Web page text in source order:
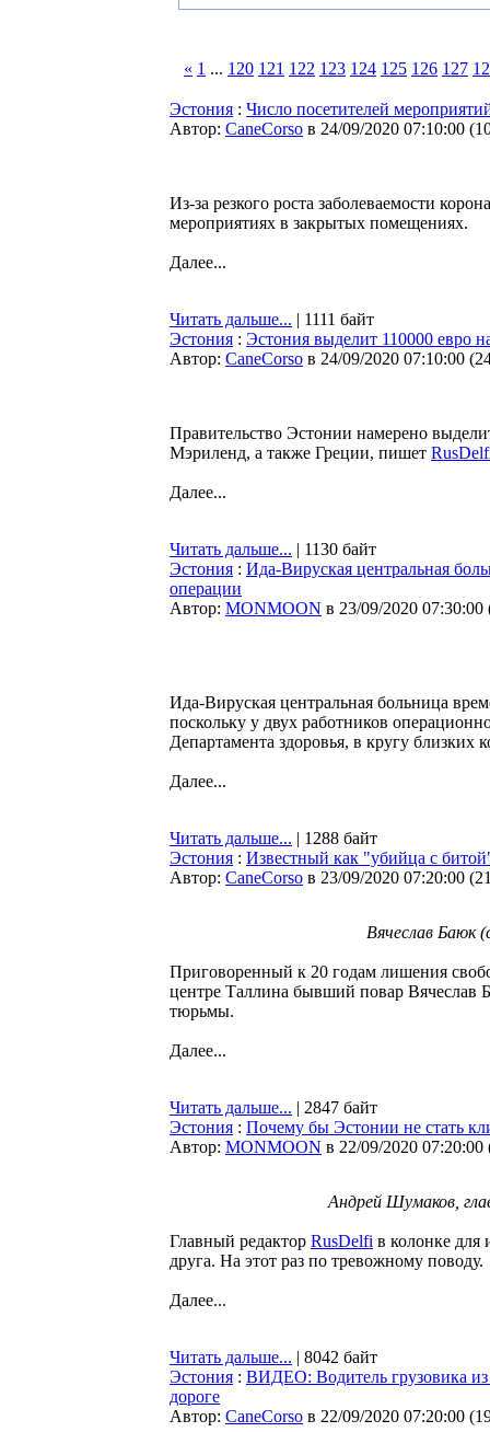
« 1 ... 120 121 122 123 124 125 126 127
Эстония : Число посетителей
Автор: CaneCorso в 24/09/2020 07:10:00 (
Из-за резкого роста заболеваемости
мероприятиях в закрытых помещениях.
Далее...
Читать дальше... | 1111 байт
Эстония : Эстония выделит 110000 евро
Автор: CaneCorso в 24/09/2020 07:10:00 (
Правительство Эстонии намерено
Мэриленд, а также Греции, пишет
Далее...
Читать дальше... | 1130 байт
Эстония : Ида-Вируская центральная
операции
Автор: MONMOON в 23/09/2020 07:30:00
Ида-Вируская центральная больница
поскольку у двух работников
Департамента здоровья, в кругу близких
Далее...
Читать дальше... | 1288 байт
Эстония : Известный как "убийца с
Автор: CaneCorso в 23/09/2020 07:20:00 (
Вячеслав Баюк
Приговоренный к 20 годам лишения
центре Таллина бывший повар Вячеслав
тюрьмы.
Далее...
Читать дальше... | 2847 байт
Эстония : Почему бы Эстонии не стать
Автор: MONMOON в 22/09/2020 07:20:00
Андрей Шумаков,
Главный редактор RusDelfi в колонке для
друга. На этот раз по тревожному поводу.
Далее...
Читать дальше... | 8042 байт
Эстония : ВИДЕО: Водитель грузовика
дороге
Автор: CaneCorso в 22/09/2020 07:20:00 (